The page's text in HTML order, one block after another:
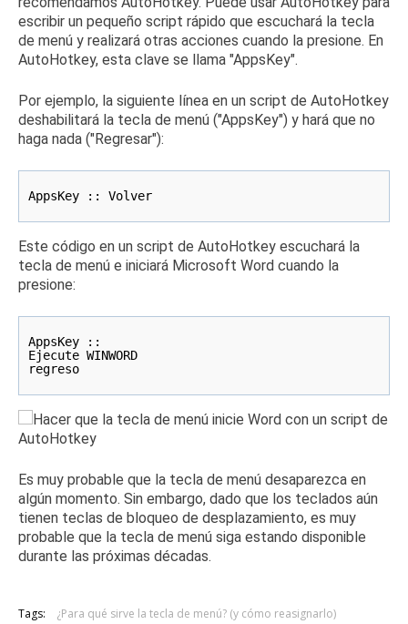
escribir un pequeño script rápido que escuchará la tecla
de menú y realizará otras acciones cuando la presione. En
AutoHotkey, esta clave se llama "AppsKey".
Por ejemplo, la siguiente línea en un script de AutoHotkey
deshabilitará la tecla de menú ("AppsKey") y hará que no
haga nada ("Regresar"):
AppsKey :: Volver
Este código en un script de AutoHotkey escuchará la
tecla de menú e iniciará Microsoft Word cuando la
presione:
AppsKey ::
Ejecute WINWORD
regreso
Es muy probable que la tecla de menú desaparezca en
algún momento. Sin embargo, dado que los teclados aún
tienen teclas de bloqueo de desplazamiento, es muy
probable que la tecla de menú siga estando disponible
durante las próximas décadas.
Tags: ¿Para qué sirve la tecla de menú? (y cómo reasignarlo)